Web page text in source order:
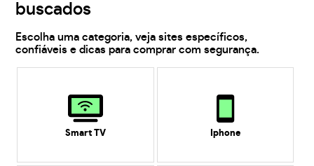
buscados
Escolha uma categoria, veja sites específicos,
confiáveis e dicas para comprar com segurança.
Smart TV Iphone